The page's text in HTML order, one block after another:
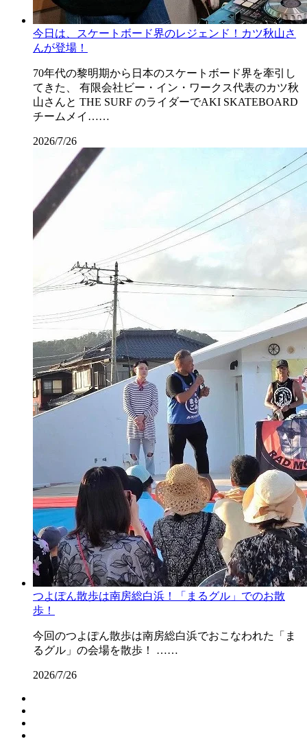
今日は、スケートボード界のレジェンド！カツ秋山さ
んが登場！
70年代の黎明期から日本のスケートボード界を牽引し
てきた、 有限会社ビー・イン・ワークス代表のカツ秋
山さんと THE SURF のライダーでAKI SKATEBOARD
チームメイ……
2026/7/26
つよぽん散歩は南房総白浜！「まるグル」でのお散
歩！
今回のつよぽん散歩は南房総白浜でおこなわれた「ま
るグル」の会場を散歩！ ……
2026/7/26